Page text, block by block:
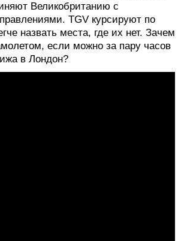
Великобританию с
TGV курсируют по
назвать места, где их нет. Зачем
если можно за пару часов
в Лондон?